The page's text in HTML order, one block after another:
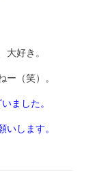
好き。
（笑）。
ました。
します。